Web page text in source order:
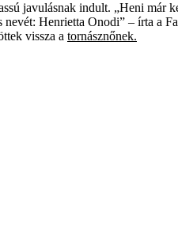
javulásnak indult. „Heni már
Henrietta Onodi” – írta a
vissza a tornásznőnek.